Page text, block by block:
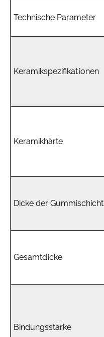
Technische Parameter
Keramikspezifikationen
Keramikhärte
Dicke der Gummischicht
Gesamtdicke
Bindungsstärke